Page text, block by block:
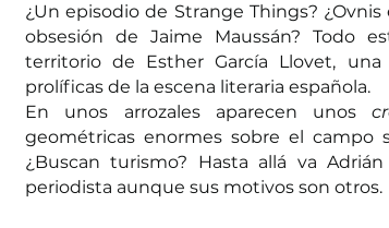
¿Un episodio de Strange Things? ¿Ovnis
obsesión de Jaime Maussán? Todo
territorio de Esther García Llovet,
prolíficas de la escena literaria española.
En unos arrozales aparecen unos
geométricas enormes sobre el campo
¿Buscan turismo? Hasta allá va
periodista aunque sus motivos son otros.